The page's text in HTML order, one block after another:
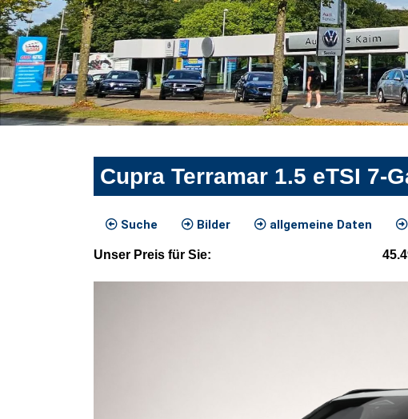
Cupra Terramar 1.5 eTSI 7-
Suche Bilder allgemeine Daten
Unser Preis für Sie: